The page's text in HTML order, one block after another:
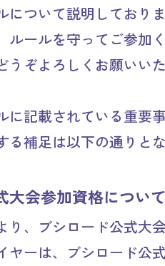
について説明しており
ルールを守ってご参加
うぞよろしくお願いい
に記載されている重要
る補足は以下の通りと
大会参加資格につい
り、ブシロード公式大
ヤーは、ブシロード公